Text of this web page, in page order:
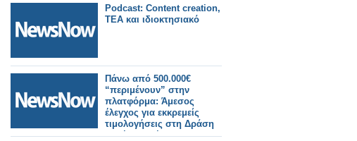
Podcast: Content creation,
TEA και ιδιοκτησιακό
Πάνω από 500.000€
“περιμένουν” στην
πλατφόρμα: Άμεσος
έλεγχος για εκκρεμείς
τιμολογήσεις στη Δράση
Παχέος Εντέρου